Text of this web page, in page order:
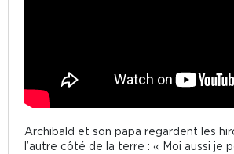
Archibald et son papa regardent les
l’autre côté de la terre : « Moi aussi je